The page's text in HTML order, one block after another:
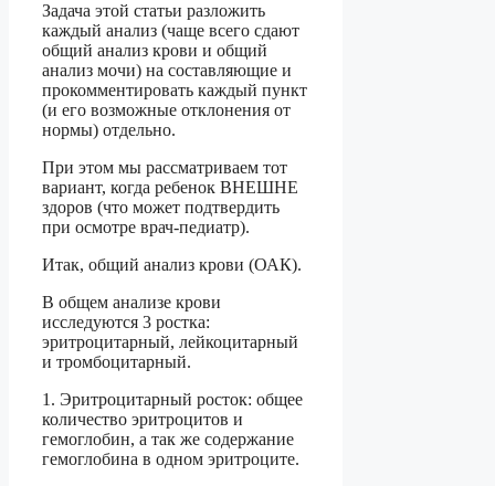
Задача этой статьи разложить
каждый анализ (чаще всего сдают
общий анализ крови и общий
анализ мочи) на составляющие и
прокомментировать каждый пункт
(и его возможные отклонения от
нормы) отдельно.
При этом мы рассматриваем тот
вариант, когда ребенок ВНЕШНЕ
здоров (что может подтвердить
при осмотре врач-педиатр).
Итак, общий анализ крови (ОАК).
В общем анализе крови
исследуются 3 ростка:
эритроцитарный, лейкоцитарный
и тромбоцитарный.
1. Эритроцитарный росток: общее
количество эритроцитов и
гемоглобин, а так же содержание
гемоглобина в одном эритроците.